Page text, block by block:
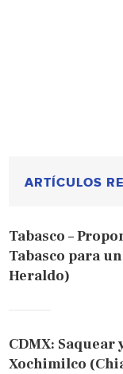
ARTÍCULOS
Tabasco –
Tabasco para
Heraldo)
CDMX: Saquear
Xochimilco